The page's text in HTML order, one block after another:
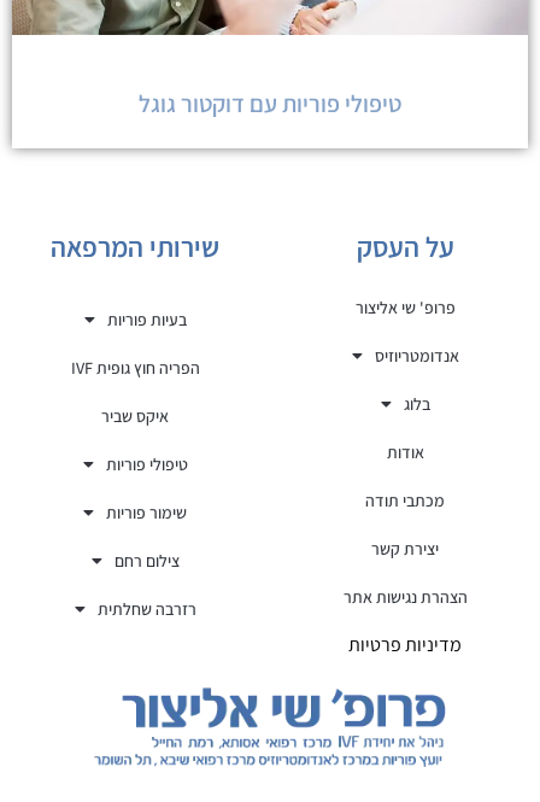
טיפולי פוריות עם דוקטור גוגל
על העסק
פרופ' שי אליצור
אנדומטריוזיס
בלוג
אודות
מכתבי תודה
יצירת קשר
הצהרת נגישות אתר
מדיניות פרטיות
שירותי המרפאה
בעיות פוריות
הפריה חוץ גופית IVF
איקס שביר
טיפולי פוריות
שימור פוריות
צילום רחם
רזרבה שחלתית